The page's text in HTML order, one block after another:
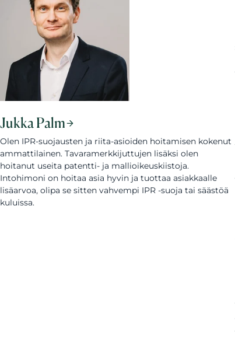
Jukka Palm
Olen IPR-suojausten ja riita-asioiden hoitamisen kokenut
ammattilainen. Tavaramerkkijuttujen lisäksi olen
hoitanut useita patentti- ja mallioikeuskiistoja.
Intohimoni on hoitaa asia hyvin ja tuottaa asiakkaalle
lisäarvoa, olipa se sitten vahvempi IPR -suoja tai säästöä
kuluissa.